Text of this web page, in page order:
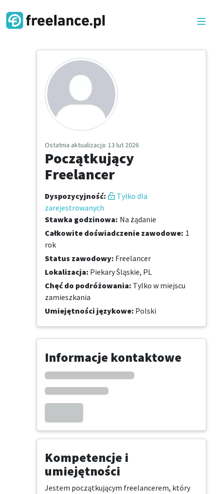
Ostatnia aktualizacja: 13 lut 2026
Początkujący
Freelancer
Dyspozycyjność:
Tylko dla
zarejestrowanych
Stawka godzinowa: Na żądanie
Całkowite doświadczenie zawodowe: 1
rok
Status zawodowy: Freelancer
Lokalizacja: Piekary Śląskie, PL
Chęć do podróżowania: Tylko w miejscu
zamieszkania
Umiejętności językowe: Polski
Informacje kontaktowe
Kompetencje i
umiejętności
Jestem początkującym freelancerem, który